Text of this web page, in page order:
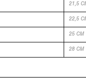
21,5
22,5
25 CM
28 CM